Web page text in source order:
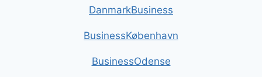
DanmarkBusiness
BusinessKøbenhavn
BusinessOdense